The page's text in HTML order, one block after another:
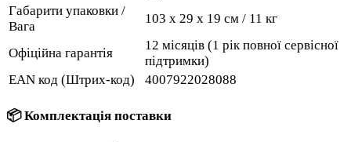
Габарити упаковки /
Вага
103 х 29 х 19 см / 11 кг
Офіційна гарантія
12 місяців (1 рік повної сервісної
підтримки)
EAN код (Штрих-код)
4007922028088
📦 Комплектація поставки